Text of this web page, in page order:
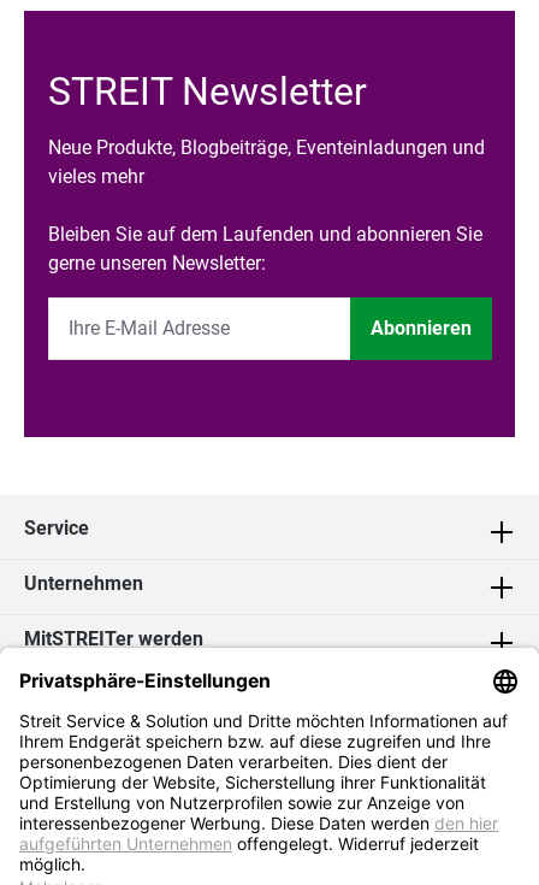
STREIT Newsletter
Neue Produkte, Blogbeiträge, Eventeinladungen und
vieles mehr
Bleiben Sie auf dem Laufenden und abonnieren Sie
gerne unseren Newsletter:
Abonnieren
Service
Unternehmen
MitSTREITer werden
Kontakt
Social Media